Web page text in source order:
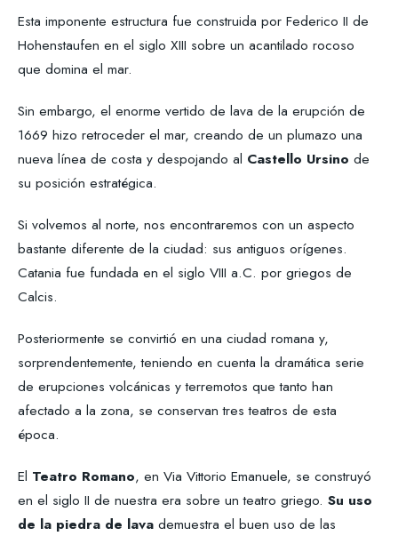
Esta imponente estructura fue construida por Federico II de
Hohenstaufen en el siglo XIII sobre un acantilado rocoso
que domina el mar.
Sin embargo, el enorme vertido de lava de la erupción de
1669 hizo retroceder el mar, creando de un plumazo una
nueva línea de costa y despojando al Castello Ursino de
su posición estratégica.
Si volvemos al norte, nos encontraremos con un aspecto
bastante diferente de la ciudad: sus antiguos orígenes.
Catania fue fundada en el siglo VIII a.C. por griegos de
Calcis.
Posteriormente se convirtió en una ciudad romana y,
sorprendentemente, teniendo en cuenta la dramática serie
de erupciones volcánicas y terremotos que tanto han
afectado a la zona, se conservan tres teatros de esta
época.
El Teatro Romano, en Via Vittorio Emanuele, se construyó
en el siglo II de nuestra era sobre un teatro griego. Su uso
de la piedra de lava demuestra el buen uso de las